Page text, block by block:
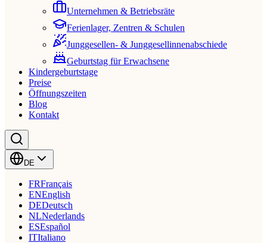
Unternehmen & Betriebsräte
Ferienlager, Zentren & Schulen
Junggesellen- & Junggesellinnenabschiede
Geburtstag für Erwachsene
Kindergeburtstage
Preise
Öffnungszeiten
Blog
Kontakt
DE
FRFrançais
ENEnglish
DEDeutsch
NLNederlands
ESEspañol
ITItaliano